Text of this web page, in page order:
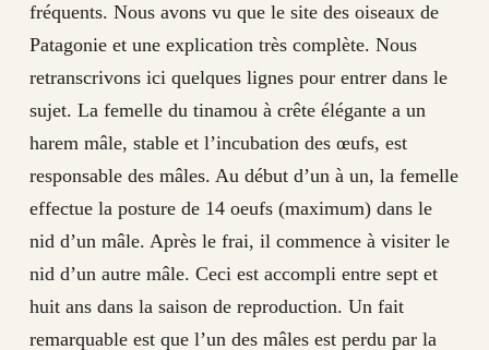
fréquents. Nous avons vu que le site des oiseaux de
Patagonie et une explication très complète. Nous
retranscrivons ici quelques lignes pour entrer dans le
sujet. La femelle du tinamou à crête élégante a un
harem mâle, stable et l’incubation des œufs, est
responsable des mâles. Au début d’un à un, la femelle
effectue la posture de 14 oeufs (maximum) dans le
nid d’un mâle. Après le frai, il commence à visiter le
nid d’un autre mâle. Ceci est accompli entre sept et
huit ans dans la saison de reproduction. Un fait
remarquable est que l’un des mâles est perdu par la